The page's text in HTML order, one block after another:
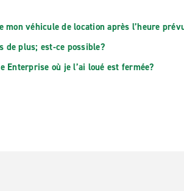
véhicule de location après l’heure
de plus; est-ce possible?
où je l’ai loué est fermée?